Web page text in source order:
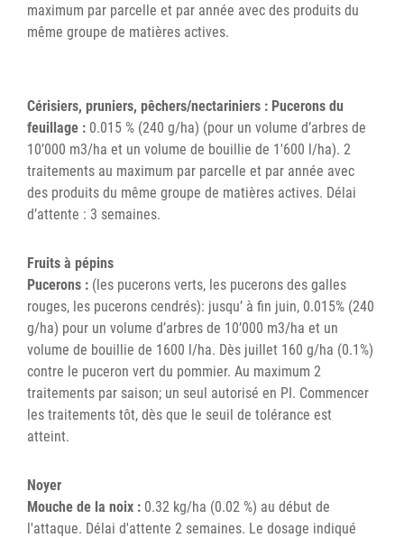
maximum par parcelle et par année avec des produits du
même groupe de matières actives.
Cérisiers, pruniers, pêchers/nectariniers : Pucerons du
feuillage : 0.015 % (240 g/ha) (pour un volume d’arbres de
10’000 m3/ha et un volume de bouillie de 1'600 l/ha). 2
traitements au maximum par parcelle et par année avec
des produits du même groupe de matières actives. Délai
d’attente : 3 semaines.
Fruits à pépins
Pucerons : (les pucerons verts, les pucerons des galles
rouges, les pucerons cendrés): jusqu’ à fin juin, 0.015% (240
g/ha) pour un volume d’arbres de 10’000 m3/ha et un
volume de bouillie de 1600 l/ha. Dès juillet 160 g/ha (0.1%)
contre le puceron vert du pommier. Au maximum 2
traitements par saison; un seul autorisé en PI. Commencer
les traitements tôt, dès que le seuil de tolérance est
atteint.
Noyer
Mouche de la noix : 0.32 kg/ha (0.02 %) au début de
l'attaque. Délai d'attente 2 semaines. Le dosage indiqué